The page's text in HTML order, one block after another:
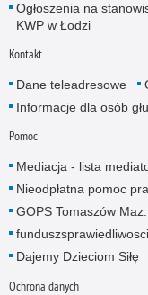
Ogłoszenia na
KWP w Łodzi
Kontakt
Dane teleadresowe
Informacje dla osób
Pomoc
Mediacja - lista
Nieodpłatna pomoc
GOPS Tomaszów Maz.
Dajemy Dzieciom Siłę
Ochrona danych